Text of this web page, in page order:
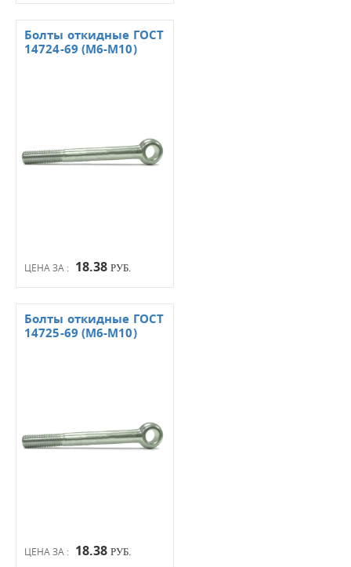
ЦЕНА ЗА : 18.38 РУБ.
Болты откидные ГОСТ
14724-69 (М6-М10)
ЦЕНА ЗА : 18.38 РУБ.
Болты откидные ГОСТ
14725-69 (М6-М10)